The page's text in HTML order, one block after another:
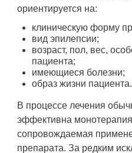
ориентируется на:
клиническую форму
вид эпилепсии;
возраст, пол, вес,
пациента;
имеющиеся болезни;
образ жизни пациента.
В процессе лечения
эффективна
сопровождаемая
препарата. За редким